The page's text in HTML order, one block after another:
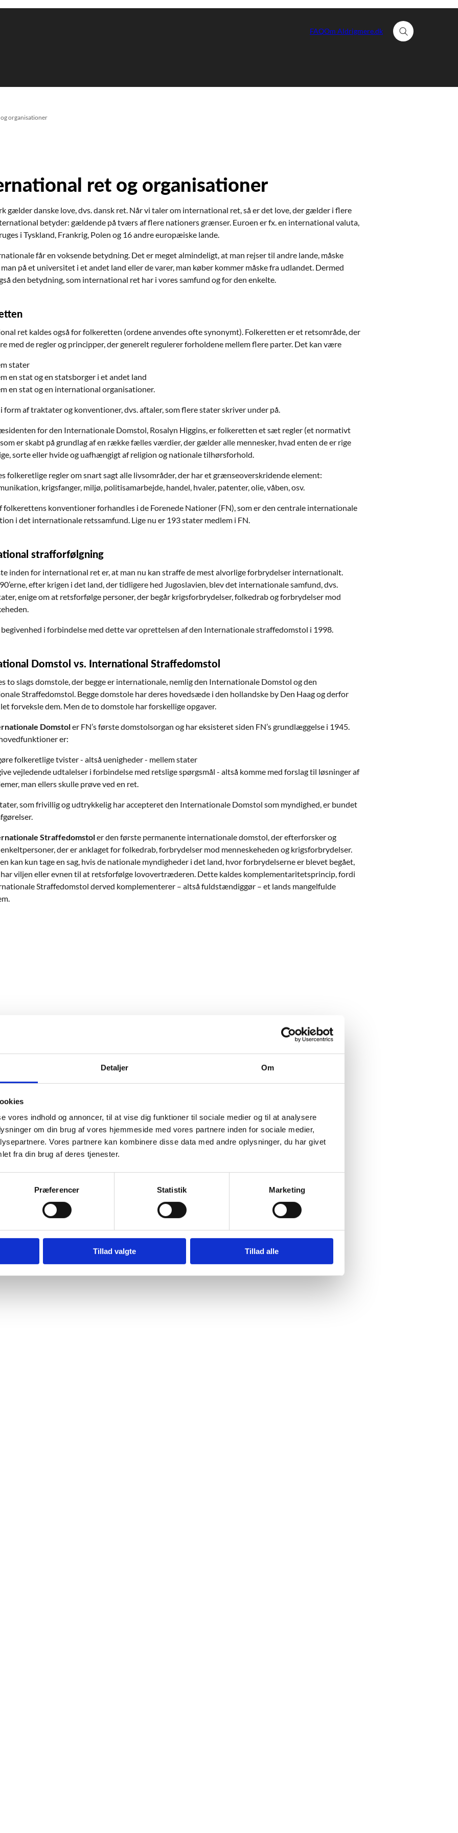
Detaljer Om
vores indhold og annoncer, til at vise dig funktioner til sociale medier og til at analysere
om din brug af vores hjemmeside med vores partnere inden for sociale medier,
Vores partnere kan kombinere disse data med andre oplysninger, du har givet
fra din brug af deres tjenester.
Præferencer Statistik Marketing
Tillad valgte Tillad alle
FAQOm Aldrigmere.dk Fold søgefelt ud
organisationer
ret og organisationer
gælder danske love, dvs. dansk ret. Når vi taler om international ret, så er det love, der gælder i flere
betyder: gældende på tværs af flere nationers grænser. Euroen er fx. en international valuta,
i Tyskland, Frankrig, Polen og 16 andre europæiske lande.
får en voksende betydning. Det er meget almindeligt, at man rejser til andre lande, måske
på et universitet i et andet land eller de varer, man køber kommer måske fra udlandet. Dermed
den betydning, som international ret har i vores samfund og for den enkelte.
ret kaldes også for folkeretten (ordene anvendes ofte synonymt). Folkeretten er et retsområde, der
med de regler og principper, der generelt regulerer forholdene mellem flere parter. Det kan være
stater
en stat og en statsborger i et andet land
en stat og en international organisationer.
form af traktater og konventioner, dvs. aftaler, som flere stater skriver under på.
for den Internationale Domstol, Rosalyn Higgins, er folkeretten et sæt regler (et normativt
er skabt på grundlag af en række fælles værdier, der gælder alle mennesker, hvad enten de er rige
sorte eller hvide og uafhængigt af religion og nationale tilhørsforhold.
folkeretlige regler om snart sagt alle livsområder, der har et grænseoverskridende element:
krigsfanger, miljø, politisamarbejde, handel, hvaler, patenter, olie, våben, osv.
folkerettens konventioner forhandles i de Forenede Nationer (FN), som er den centrale internationale
i det internationale retssamfund. Lige nu er 193 stater medlem i FN.
strafforfølgning
inden for international ret er, at man nu kan straffe de mest alvorlige forbrydelser internationalt.
efter krigen i det land, der tidligere hed Jugoslavien, blev det internationale samfund, dvs.
enige om at retsforfølge personer, der begår krigsforbrydelser, folkedrab og forbrydelser mod
begivenhed i forbindelse med dette var oprettelsen af den Internationale straffedomstol i 1998.
Domstol vs. International Straffedomstol
to slags domstole, der begge er internationale, nemlig den Internationale Domstol og den
Straffedomstol. Begge domstole har deres hovedsæde i den hollandske by Den Haag og derfor
forveksle dem. Men de to domstole har forskellige opgaver.
Domstoler FN’s første domstolsorgan og har eksisteret siden FN’s grundlæggelse i 1945.
er:
folkeretlige tvister - altså uenigheder - mellem stater
vejledende udtalelser i forbindelse med retslige spørgsmål - altså komme med forslag til løsninger af
man ellers skulle prøve ved en ret.
som frivillig og udtrykkelig har accepteret den Internationale Domstol som myndighed, er bundet
Straffedomstoler den første permanente internationale domstol, der efterforsker og
der er anklaget for folkedrab, forbrydelser mod menneskeheden og krigsforbrydelser.
kan kun tage en sag, hvis de nationale myndigheder i det land, hvor forbrydelserne er blevet begået,
har viljen eller evnen til at retsforfølge lovovertræderen. Dette kaldes komplementaritetsprincip, fordi
Straffedomstol derved komplementerer – altså fuldstændiggør – et lands mangelfulde